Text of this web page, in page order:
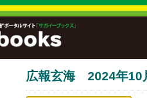
広報玄海 2024年10